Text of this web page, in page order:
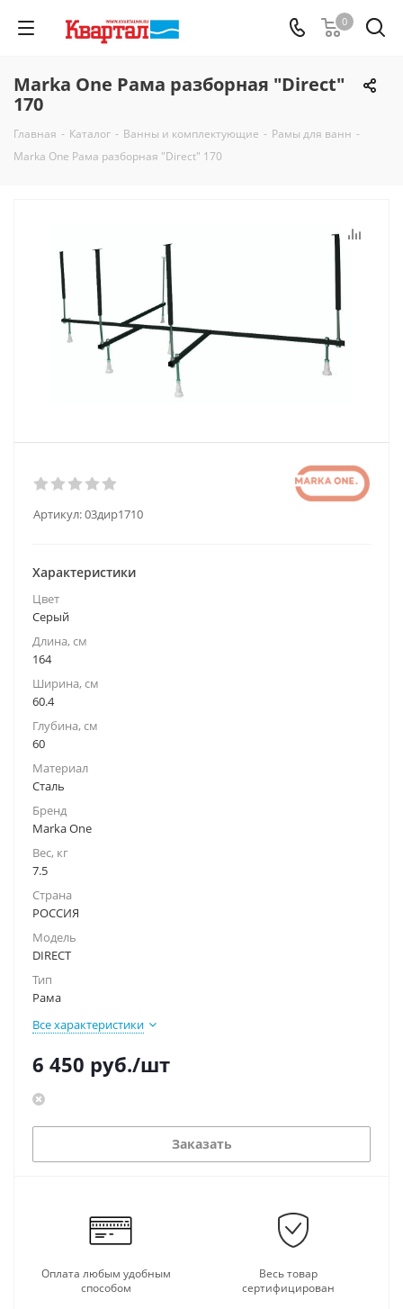
0
Marka One Рама разборная "Direct"
170
Главная - Каталог - Ванны и комплектующие - Рамы для ванн -
Marka One Рама разборная "Direct" 170
Артикул:03дир1710
Характеристики
Цвет
Серый
Длина, см
164
Ширина, см
60.4
Глубина, см
60
Материал
Сталь
Бренд
Marka One
Вес, кг
7.5
Страна
РОССИЯ
Модель
DIRECT
Тип
Рама
Все характеристики
6 450 руб./шт
Заказать
Оплата любым удобным
способом
Весь товар
сертифицирован